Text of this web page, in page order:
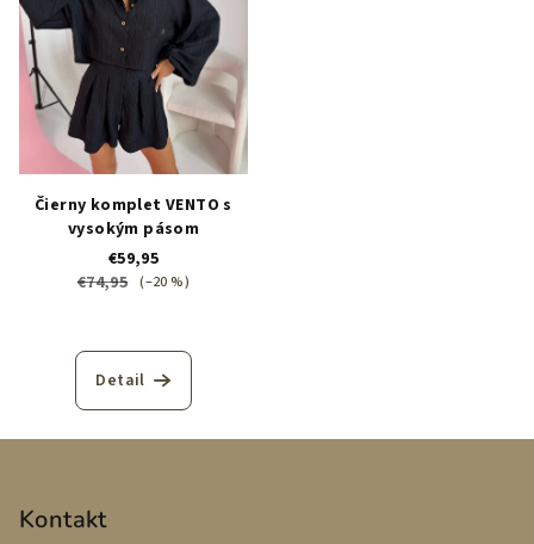
Čierny komplet VENTO s
vysokým pásom
€59,95
€74,95 (–20 %)
Detail
Kontakt